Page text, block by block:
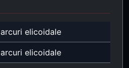
arcuri elicoidale
arcuri elicoidale